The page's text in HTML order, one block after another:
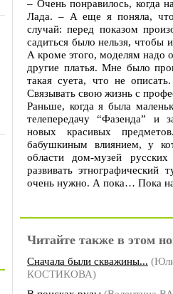
– Очень понравилось, когда
Лада. – А еще я поняла,
случай: перед показом
садиться было нельзя, чтобы
А кроме этого, моделям надо
другие платья. Мне было
такая суета, что не
Связывать свою жизнь с
Раньше, когда я была
телепередачу “Фазенда” и
новых красивых
бабушкиным влиянием, у
области дом-музей
развивать
очень нужно. А пока… Пока
Читайте также в этом
Сначала были скважины...
КОСТИКОВА)